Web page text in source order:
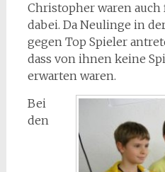
Christopher waren
dabei. Da Neulinge in
gegen Top Spieler
dass von ihnen keine
erwarten waren.
Bei
den